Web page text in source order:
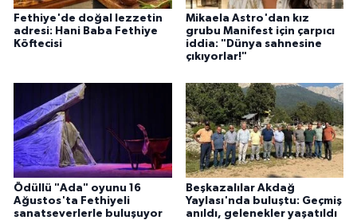
Fethiye'de doğal lezzetin
adresi: Hani Baba Fethiye
Köftecisi
Mikaela Astro'dan kız
grubu Manifest için çarpıcı
iddia: "Dünya sahnesine
çıkıyorlar!"
Ödüllü "Ada" oyunu 16
Ağustos'ta Fethiyeli
sanatseverlerle buluşuyor
Beşkazalılar Akdağ
Yaylası'nda buluştu: Geçmiş
anıldı, gelenekler yaşatıldı